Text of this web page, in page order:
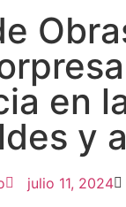
en
y
julio 11, 2024